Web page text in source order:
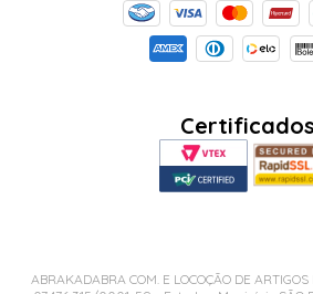
Certificados
ABRAKADABRA COM. E LOCOÇÃO DE